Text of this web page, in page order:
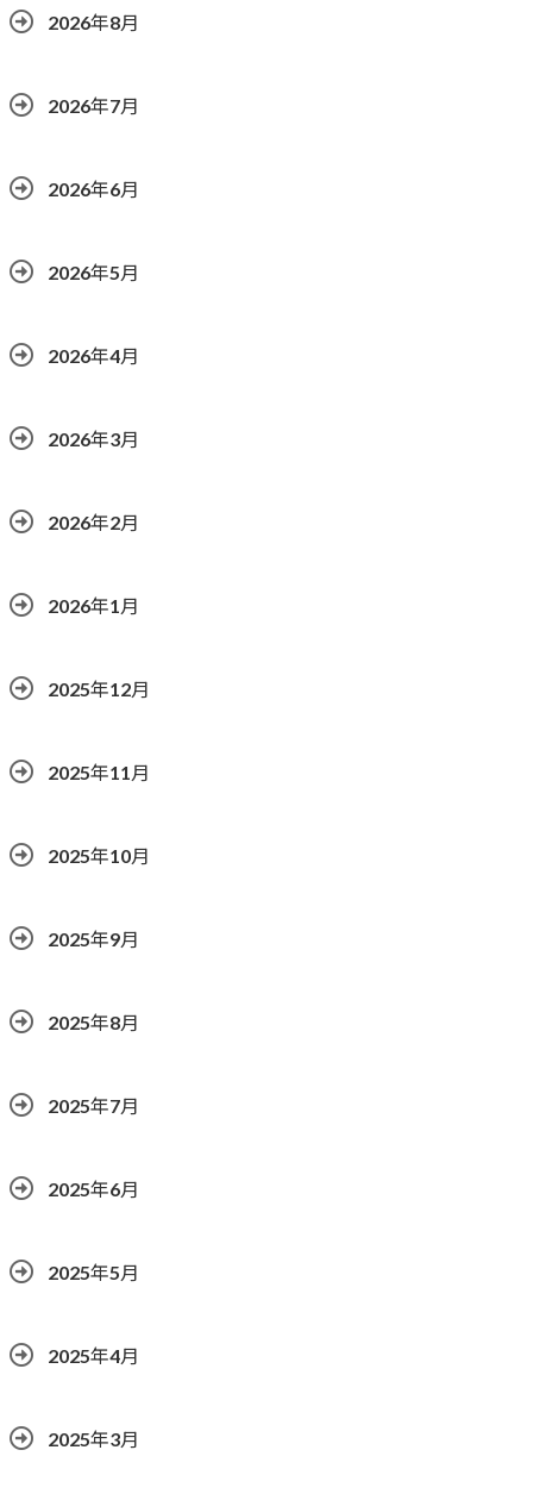
2026年8月
2026年7月
2026年6月
2026年5月
2026年4月
2026年3月
2026年2月
2026年1月
2025年12月
2025年11月
2025年10月
2025年9月
2025年8月
2025年7月
2025年6月
2025年5月
2025年4月
2025年3月